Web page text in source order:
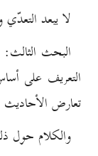
لا يبعد
البحث
التعريف على
تعارض الأحاديث
والكلام حول